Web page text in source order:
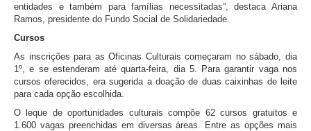
entidades e também para famílias necessitadas”, destaca Ariana
Ramos, presidente do Fundo Social de Solidariedade.
Cursos
As inscrições para as Oficinas Culturais começaram no sábado, dia
1º, e se estenderam até quarta-feira, dia 5. Para garantir vaga nos
cursos oferecidos, era sugerida a doação de duas caixinhas de leite
para cada opção escolhida.
O leque de oportunidades culturais compõe 62 cursos gratuitos e
1.600 vagas preenchidas em diversas áreas. Entre as opções mais